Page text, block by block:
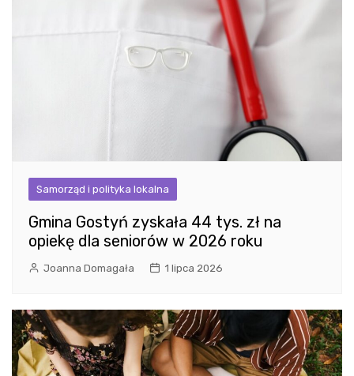
Samorząd i polityka lokalna
Gmina Gostyń zyskała 44 tys. zł na
opiekę dla seniorów w 2026 roku
Joanna Domagała 1 lipca 2026